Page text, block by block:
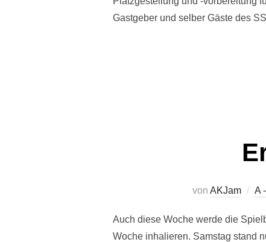
Gastgeber und selber Gäste des
von AKJam A
Auch diese Woche werde die
Woche inhalieren. Samstag stand